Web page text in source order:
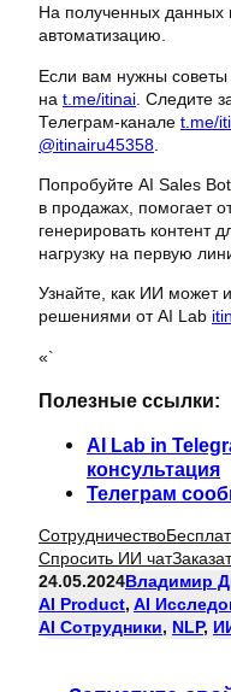
На полученных данных
автоматизацию.
Если вам нужны
на t.me/itinai . Следите
Телеграм-канале t.me/
@itinairu45358
Попробуйте AI Sales Bot
в продажах, помогает
генерировать контент
нагрузку на первую
Узнайте, как ИИ может
решениями от AI Lab
«`
Полезные ссылки:
AI Lab in
консультация
Телеграм
Сотрудничество
Спросить ИИ чат
24.05.2024Владимир
AI Product, AI
AI Сотрудники, NLP,